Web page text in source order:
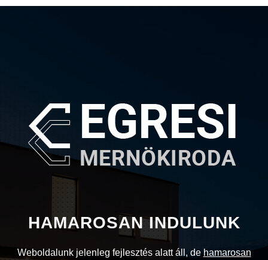
HAMAROSAN INDULUNK
Weboldalunk jelenleg fejlesztés alatt áll, de hamarosan